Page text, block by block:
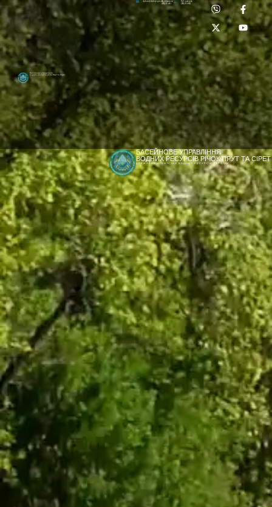
[newyear_garland]
Басейнове управління
водних ресурсів річок Прут та Сірет
Лабораторія:
(0372) 53-92-00
dpbuvr@dpbuvr.gov.uaПриймальня:
(0372) 51-14-56
БАСЕЙНОВЕ УПРАВЛІННЯ
ВОДНИХ РЕСУРСІВ РІЧОК ПРУТ ТА СІРЕТ
ДЕРЖАВНЕ АГЕНТСТВО ВОДНИХ РЕСУРСІВ УКРАЇНИ